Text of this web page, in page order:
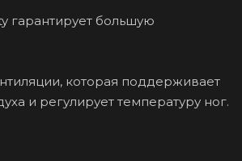
гарантирует большую
которая поддерживает
и регулирует температуру ног.